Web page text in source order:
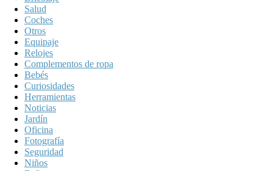
Salud
Coches
Otros
Equipaje
Relojes
Complementos de ropa
Bebés
Curiosidades
Herramientas
Noticias
Jardín
Oficina
Fotografía
Seguridad
Niños